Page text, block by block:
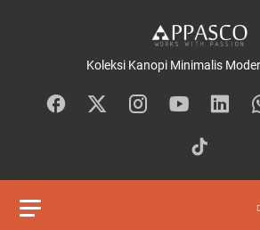
Koleksi Kanopi Minimalis